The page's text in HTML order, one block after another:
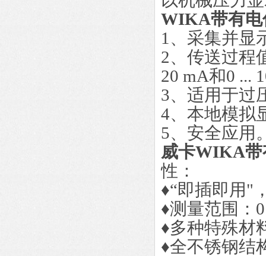
WIKA带有电
1、采集并显
2、传送过程
20 mA和0 ...
3、适用于过
4、本地模拟
5、安全应用
威卡WIKA带
性：
♦“即插即用"
♦测量范围：
♦多种特殊材
♦全不锈钢结